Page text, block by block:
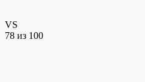
VS
78 из 100